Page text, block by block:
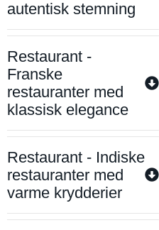
autentisk stemning
Restaurant -
Franske
restauranter med
klassisk elegance
Restaurant - Indiske
restauranter med
varme krydderier